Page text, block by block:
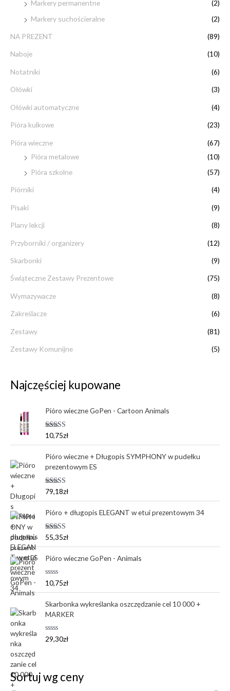
Markery permanentne
(2)
Markery suchościeralne
(2)
NA PREZENT (89)
Naboje (10)
Notatniki (6)
Ołówki (3)
Ołówki automatyczne (4)
Pióra kulkowe (23)
Pióra wieczne
(67)
Pióra metalowe
(10)
Pióra szkolne
(57)
Piórniki (4)
Pisaki (9)
Plany lekcji (8)
Przyborniki / organizery (12)
Skarbonki (9)
Świąteczne Zestawy Prezentowe (75)
Wymazywacze (8)
Zakreślacze (6)
Zestawy (81)
Zestawy Komunijne (5)
Najczęściej kupowane
Pióro wieczne GoPen - Cartoon Animals
Oceniono
5.00
10,75zł
Pióro wieczne + Długopis SYMPHONY w pudełku
prezentowym ES
Oceniono
5.00
79,18zł
Pióro + długopis ELEGANT w etui prezentowym 34
Oceniono
5.00
55,35zł
Pióro wieczne GoPen - Animals
O
n
i
o
o
0
n
10,75zł
Skarbonka wykreślanka oszczędzanie cel 10 000 +
MARKER
O
n
29,30zł
Sortuj wg ceny